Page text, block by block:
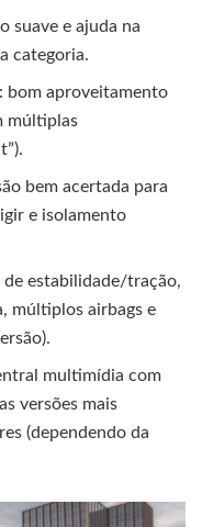
suave e ajuda na
categoria.
: bom aproveitamento
múltiplas
bem acertada para
e isolamento
estabilidade/tração,
múltiplos airbags e
multimídia com
versões mais
(dependendo da